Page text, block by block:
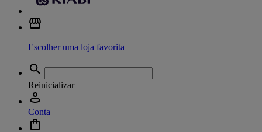
Escolher uma loja favorita
Reinicializar
Conta